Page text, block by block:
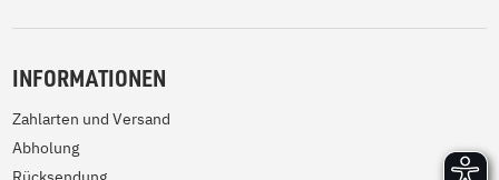
INFORMATIONEN
Zahlarten und Versand
Abholung